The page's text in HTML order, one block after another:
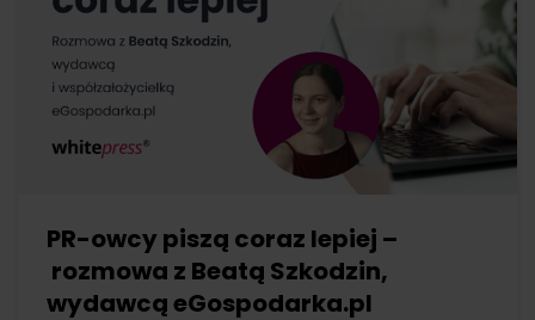
PR-owcy piszą coraz lepiej –
rozmowa z Beatą Szkodzin,
wydawcą eGospodarka.pl